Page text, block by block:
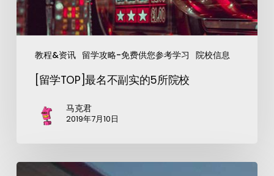
教程&资讯 留学攻略-免费供您参考学习 院校信息
[留学TOP]最名不副实的5所院校
马克君
2019年7月10日